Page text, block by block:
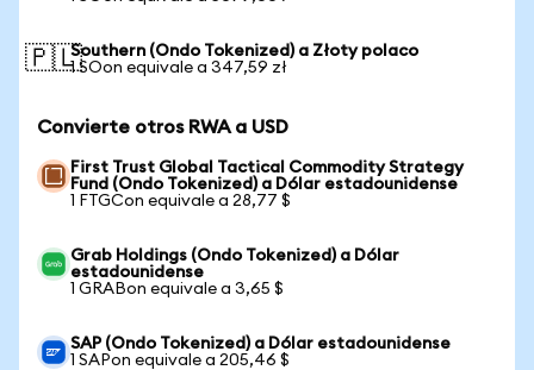
🇵🇱Southern (Ondo Tokenized) a Złoty polaco
1 SOon equivale a 347,59 zł
Convierte otros RWA a USD
First Trust Global Tactical Commodity Strategy
Fund (Ondo Tokenized) a Dólar estadounidense
1 FTGCon equivale a 28,77 $
Grab Holdings (Ondo Tokenized) a Dólar
estadounidense
1 GRABon equivale a 3,65 $
SAP (Ondo Tokenized) a Dólar estadounidense
1 SAPon equivale a 205,46 $